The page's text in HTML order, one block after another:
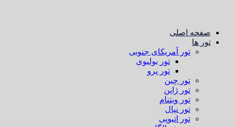
صفحه اصلی
تور ها
تور آمریکای جنوبی
تور بولیوی
تور پرو
تور چین
تور ژاپن
تور ویتنام
تور نپال
تور اتیوپی